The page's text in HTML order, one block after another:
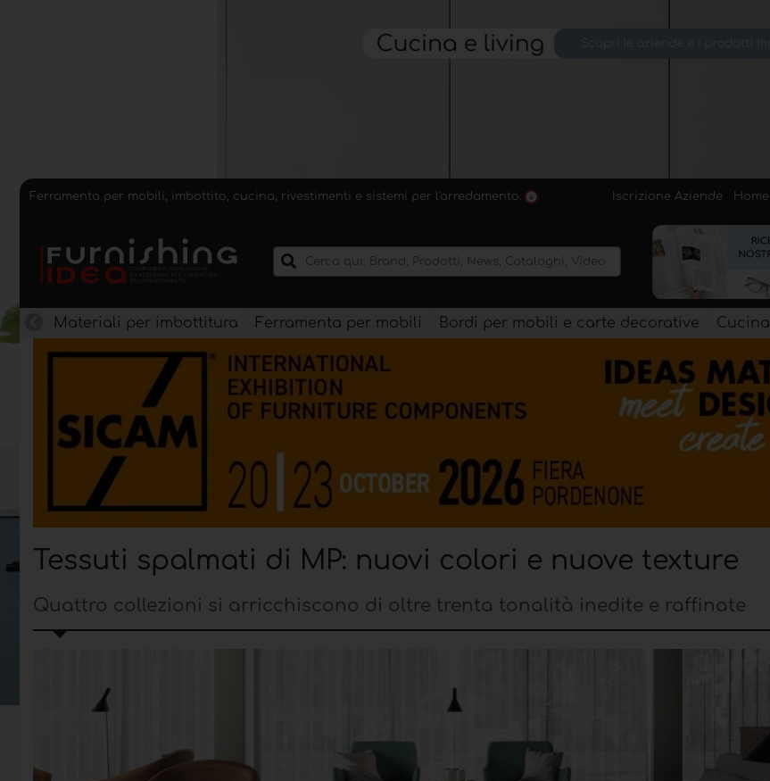
Ferramenta per mobili, imbottito, cucina, rivestimenti e sistemi per l'arredamento. Iscrizione Aziende Home
Materiali per imbottitura Ferramenta per mobili Bordi per mobili e carte decorative Cucina
Tessuti spalmati di MP: nuovi colori e nuove texture
Quattro collezioni si arricchiscono di oltre trenta tonalità inedite e raffinate